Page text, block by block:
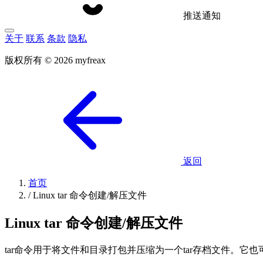
推送通知
关于 联系 条款 隐私
版权所有 © 2026 myfreax
返回
首页
/ Linux tar 命令创建/解压文件
Linux tar 命令创建/解压文件
tar命令用于将文件和目录打包并压缩为一个tar存档文件。它也